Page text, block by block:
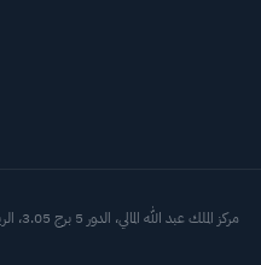
مركز الملك عبد الله المالي، الدور 5 برج 3.05، الرياض 13519، المملكة العربية السعودية